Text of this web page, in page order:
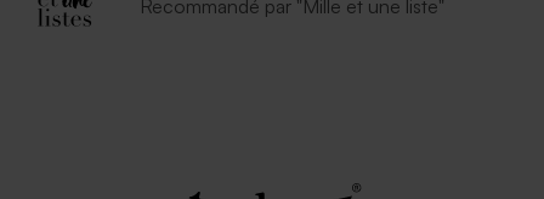
Recommandé par "Mille et une liste"